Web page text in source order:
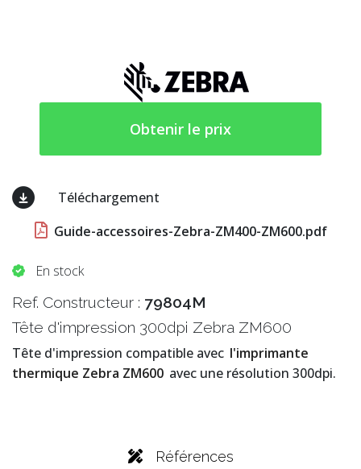
Obtenir le prix
Téléchargement
Guide-accessoires-Zebra-ZM400-ZM600.pdf
En stock
Ref. Constructeur : 79804M
Tête d'impression 300dpi Zebra ZM600
Tête d'impression compatible avec l'imprimante
thermique Zebra ZM600 avec une résolution 300dpi.
Références